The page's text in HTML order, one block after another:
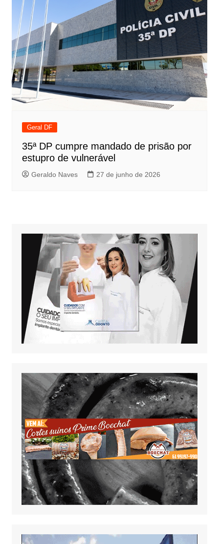
Geral DF
35ª DP cumpre mandado de prisão por
estupro de vulnerável
Geraldo Naves 27 de junho de 2026